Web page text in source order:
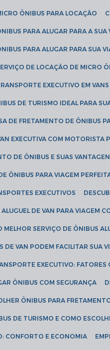
ÔNIBUS PARA LOCAÇÃO
PARA ALUGAR PARA A SUA
PARA ALUGAR PARA SUA
DE LOCAÇÃO DE MICRO
EXECUTIVO EM
DE TURISMO IDEAL PARA
DE FRETAMENTO DE ÔNIBUS
EXECUTIVA COM MOTORISTA
DE ÔNIBUS E SUAS
ÔNIBUS PARA VIAGEM
EXECUTIVOS
ALUGUEL DE VAN PARA VIAGEM
MELHOR SERVIÇO DE ÔNIBUS
DE VAN PODEM FACILITAR SUA
EXECUTIVO: FATORES
ÔNIBUS COM SEGURANÇA
ÔNIBUS PARA
DE TURISMO E COMO
CONFORTO E ECONOMIA